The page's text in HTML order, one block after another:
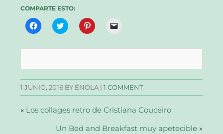
COMPARTE ESTO:
Haz
clic
en
abre
una
ventana
nueva)
Haz
clic
en
abre
una
ventana
nueva)
Haz
clic
en
abre
una
ventana
nueva)
Haz
clic
un
correo
a
un
amigo
abre
en
ventana
1 JUNIO, 2016 BY ÉNOLA |1 COMMENT
« Los collages retro de Cristiana Couceiro
Un Bed and Breakfast muy apetecible»